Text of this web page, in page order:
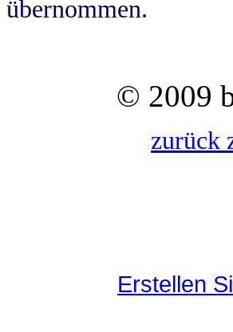
übernommen.
© 2009
zurück
Erstellen